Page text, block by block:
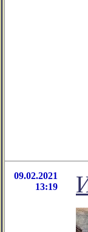
09.02.2021
13:19